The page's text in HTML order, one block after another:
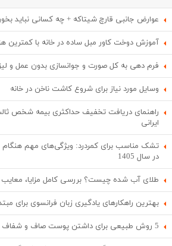
عوارض جانبی قارچ شیتاکه + چه کسانی نباید
آموزش دوخت کاور مبل ساده در خانه با کمترین
فرم دهی به کل صورت و جوانسازی بدون عمل و
وسایل مورد نیاز برای شروع کاشت ناخن در خانه
راهنمای دریافت تخفیف حداکثری بیمه شخص
ایرانی
تشک مناسب برای کمردرد: ویژگی‌های مهم
در سال 1405
طلای آب شده چیست؟ بررسی کامل مزایا،
بهترین راهکارهای یادگیری زبان فرانسوی برای
5 روش طبیعی برای داشتن پوست صاف و شفاف